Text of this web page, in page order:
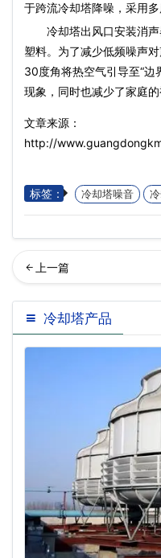
于跨流冷却塔降噪，采用多
冷却塔出风口安装消声
塑料。为了减少低频噪声
30度角将热空气引导至“边
现象，同时也减少了家庭的
文章来源：
http://
标签： 冷却塔噪音
却塔消声器厂家…
冷却塔产品